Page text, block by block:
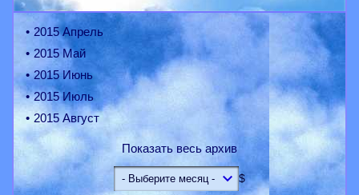
2015 Апрель
2015 Май
2015 Июнь
2015 Июль
2015 Август
Показать весь архив
$